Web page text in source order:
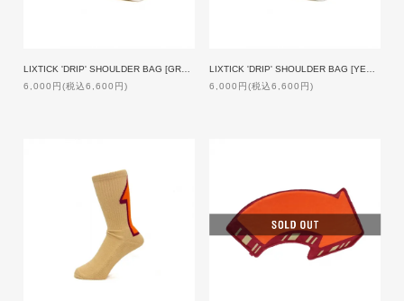
6,000円(税込6,600円)
6,000円(税込6,600円)